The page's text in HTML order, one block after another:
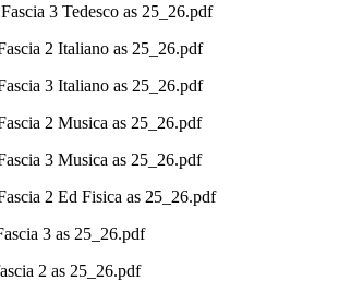
3 Tedesco as 25_26.pdf
2 Italiano as 25_26.pdf
3 Italiano as 25_26.pdf
2 Musica as 25_26.pdf
3 Musica as 25_26.pdf
2 Ed Fisica as 25_26.pdf
3 as 25_26.pdf
2 as 25_26.pdf